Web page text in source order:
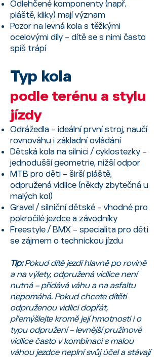
Odlehčené komponenty (např.
pláště, kliky) mají význam
Pozor na levná kola s těžkými
ocelovými díly – dítě se s nimi často
spíš trápí
Typ kola
podle terénu a stylu
jízdy
Odrážedla – ideální první stroj, naučí
rovnováhu i základní ovládání
Dětská kola na silnici / cyklostezky –
jednodušší geometrie, nižší odpor
MTB pro děti – širší pláště,
odpružená vidlice (někdy zbytečná u
malých kol)
Gravel / silniční dětské – vhodné pro
pokročilé jezdce a závodníky
Freestyle / BMX – specialita pro děti
se zájmem o technickou jízdu
Tip:Pokud dítě jezdí hlavně po rovině
a na výlety, odpružená vidlice není
nutná – přidává váhu a na asfaltu
nepomáhá. Pokud chcete dítěti
odpruženou vidlici dopřát,
přemýšlejte kromě její hmotnosti i o
typu odpružení – levnější pružinové
vidlice často v kombinaci s malou
váhou jezdce neplní svůj účel a stávají